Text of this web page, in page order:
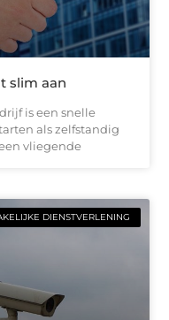
slim aan
is een snelle
als zelfstandig
vliegende
DIENSTVERLENING